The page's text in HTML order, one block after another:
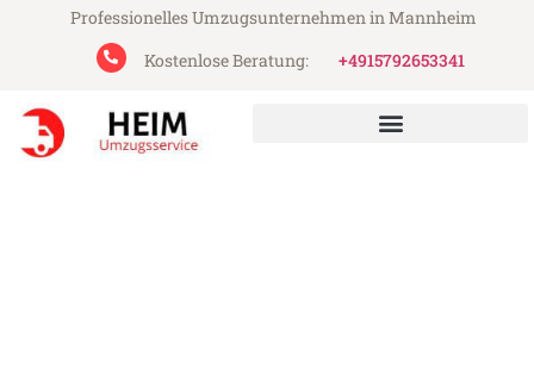
Professionelles Umzugsunternehmen in Mannheim
Kostenlose Beratung:
+4915792653341